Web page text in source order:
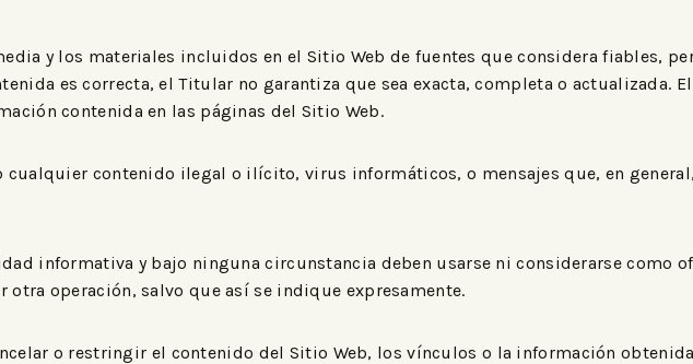
y los materiales incluidos en el Sitio Web de fuentes que considera fiables,
es correcta, el Titular no garantiza que sea exacta, completa o actualizada.
contenida en las páginas del Sitio Web.
contenido ilegal o ilícito, virus informáticos, o mensajes que, en
informativa y bajo ninguna circunstancia deben usarse ni considerarse como
operación, salvo que así se indique expresamente.
o restringir el contenido del Sitio Web, los vínculos o la información